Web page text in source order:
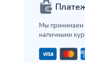
Мы принимаем
наличными